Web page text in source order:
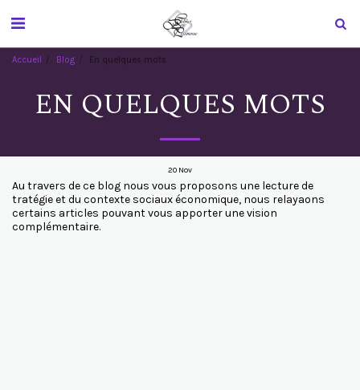
Accueil Blog En quelques mots
EN QUELQUES MOTS
20 Nov
Au travers de ce blog nous vous proposons une lecture de
tratégie et du contexte sociaux économique, nous relayaons
certains articles pouvant vous apporter une vision
complémentaire.